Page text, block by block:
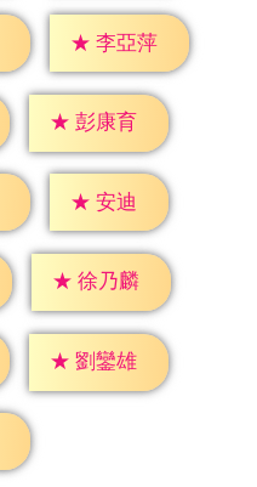
★ 李亞萍
★ 彭康育
★ 安迪
★ 徐乃麟
★ 劉鑾雄